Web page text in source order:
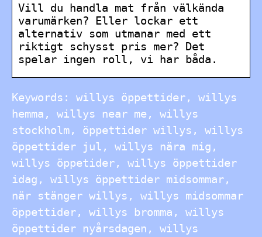
Vill du handla mat från välkända
varumärken? Eller lockar ett
alternativ som utmanar med ett
riktigt schysst pris mer? Det
spelar ingen roll, vi har båda.
Keywords: willys öppettider, willys
hemma, willys near me, willys
stockholm, öppettider willys, willys
öppettider jul, willys nära mig,
willys öppetider, willys öppettider
idag, willys öppettider midsommar,
när stänger willys, willys midsommar
öppettider, willys bromma, willys
öppettider nyårsdagen, willys